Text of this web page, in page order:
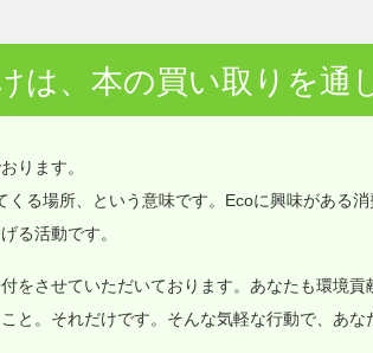
は、本の買い取りを通
ります。
る場所、という意味です。Ecoに興味がある
る活動です。
をさせていただいております。あなたも環境貢
と。それだけです。そんな気軽な行動で、あ